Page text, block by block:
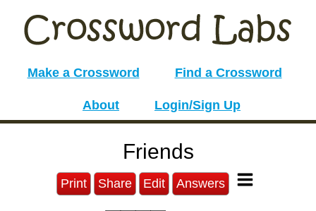
Make a Crossword Find a Crossword
About Login/Sign Up
Friends
Print Share Edit Answers